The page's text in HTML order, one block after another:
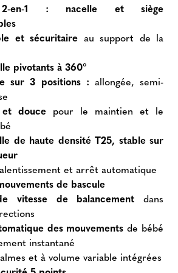
2-en-1 : nacelle et siège
et sécuritaire au support de la
pivotants à 360°
sur 3 positions : allongée, semi-
et douce pour le maintien et le
de haute densité T25, stable sur
et arrêt automatique
de bascule
vitesse de balancement dans
des mouvements de bébé
instantané
et à volume variable intégrées